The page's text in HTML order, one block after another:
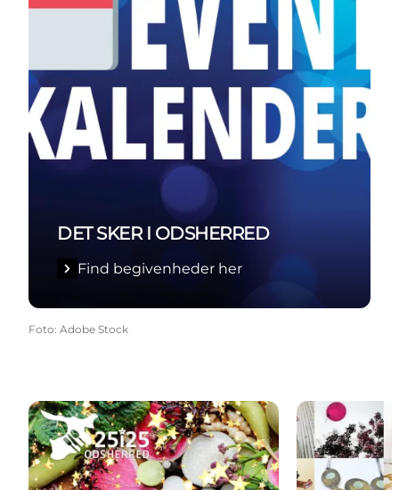
DET SKER I ODSHERRED
Find begivenheder her
Foto: Adobe Stock
Lækre smagsoplevelser Sprudlende